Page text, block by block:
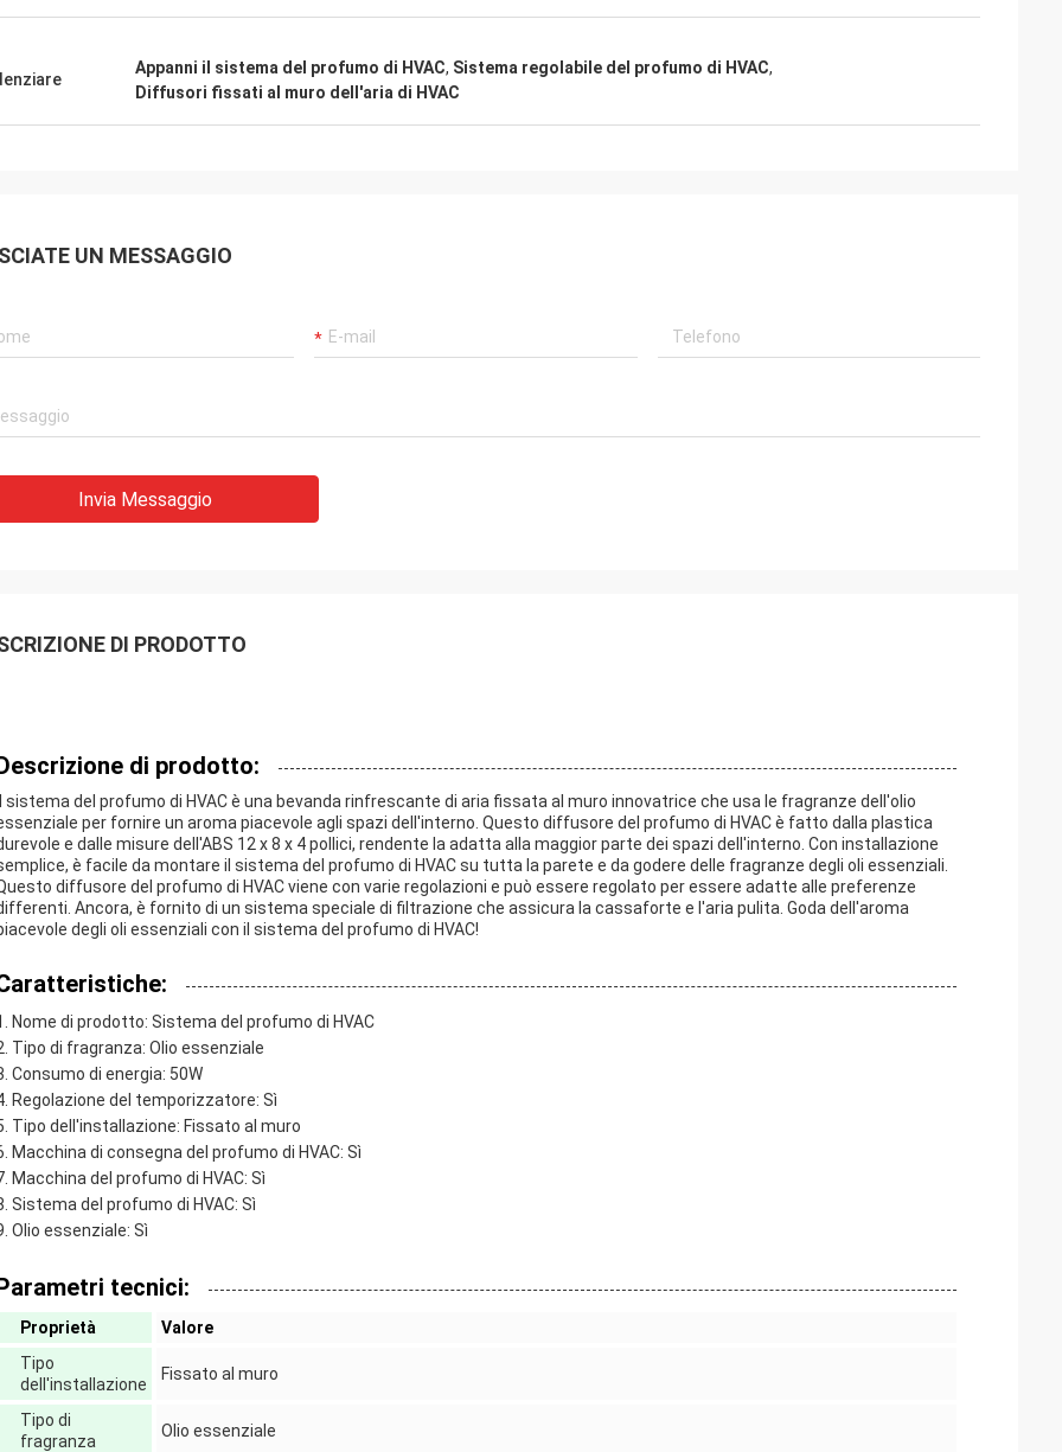
Mohammed
stesso! Esattamente
descritto e veloce. È
Appanni il sistema del profumo di HVAC, Sistema regolabile del profumo di HVAC,
Diffusori fissati al muro dell'aria di HVAC
UN MESSAGGIO
Invia Messaggio
DI PRODOTTO
di prodotto:
sistema del profumo di HVAC è una bevanda rinfrescante di aria fissata al muro innovatrice che usa le fragranze dell'olio
per fornire un aroma piacevole agli spazi dell'interno. Questo diffusore del profumo di HVAC è fatto dalla plastica
e dalle misure dell'ABS 12 x 8 x 4 pollici, rendente la adatta alla maggior parte dei spazi dell'interno. Con installazione
è facile da montare il sistema del profumo di HVAC su tutta la parete e da godere delle fragranze degli oli essenziali.
diffusore del profumo di HVAC viene con varie regolazioni e può essere regolato per essere adatte alle preferenze
Ancora, è fornito di un sistema speciale di filtrazione che assicura la cassaforte e l'aria pulita. Goda dell'aroma
degli oli essenziali con il sistema del profumo di HVAC!
Nome di prodotto: Sistema del profumo di HVAC
Tipo di fragranza: Olio essenziale
Consumo di energia: 50W
Regolazione del temporizzatore: Sì
Tipo dell'installazione: Fissato al muro
Macchina di consegna del profumo di HVAC: Sì
Macchina del profumo di HVAC: Sì
Sistema del profumo di HVAC: Sì
Olio essenziale: Sì
tecnici:
Proprietà
Valore
Tipo
dell'installazione
Fissato al muro
Tipo di
fragranza
Olio essenziale